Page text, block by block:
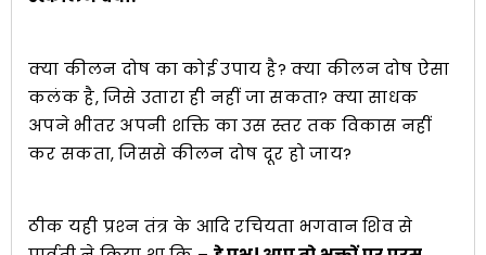
क्या कीलन दोष का कोई उपाय है? क्या कीलन दोष ऐसा
कलंक है, जिसे उतारा ही नहीं जा सकता? क्या साधक
अपने भीतर अपनी शक्ति का उस स्तर तक विकास नहीं
कर सकता, जिससे कीलन दोष दूर हो जाय?
ठीक यही प्रश्‍न तंत्र के आदि रचियता भगवान शिव से